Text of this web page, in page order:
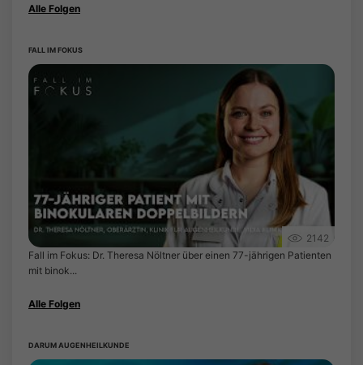
Alle Folgen
FALL IM FOKUS
2142
Fall im Fokus: Dr. Theresa Nöltner über einen 77-jährigen Patienten
mit binok...
Alle Folgen
DARUM AUGENHEILKUNDE